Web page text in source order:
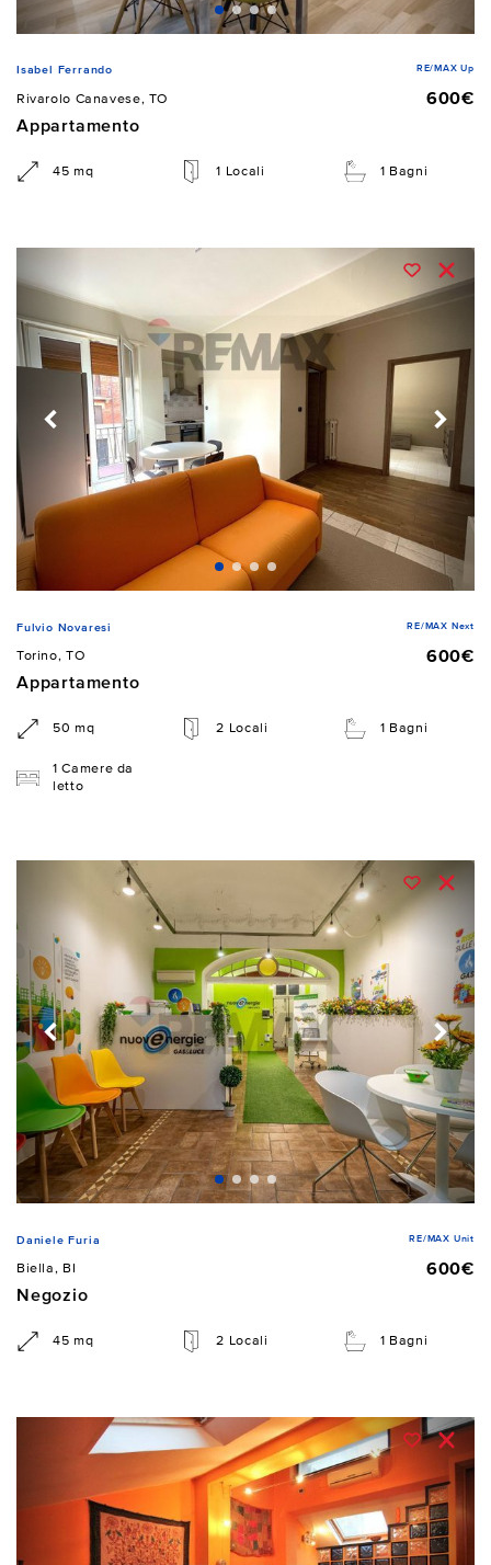
Isabel Ferrando RE/MAX Up
Rivarolo Canavese, TO
600€
Appartamento
45 mq 1 Locali 1 Bagni
Fulvio Novaresi RE/MAX Next
Torino, TO
600€
Appartamento
50 mq 2 Locali 1 Bagni
1 Camere da
letto
Daniele Furia RE/MAX Unit
Biella, BI
600€
Negozio
45 mq 2 Locali 1 Bagni